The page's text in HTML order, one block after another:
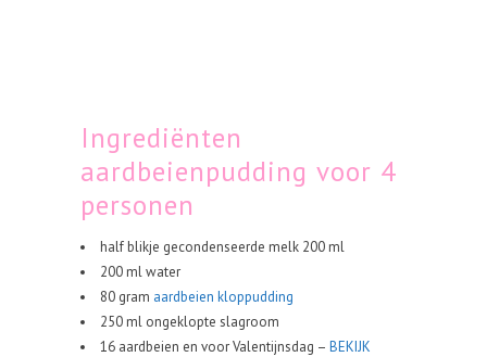
Ingrediënten
aardbeienpudding voor 4
personen
half blikje gecondenseerde melk 200 ml
200 ml water
80 gram aardbeien kloppudding
250 ml ongeklopte slagroom
16 aardbeien en voor Valentijnsdag – BEKIJK